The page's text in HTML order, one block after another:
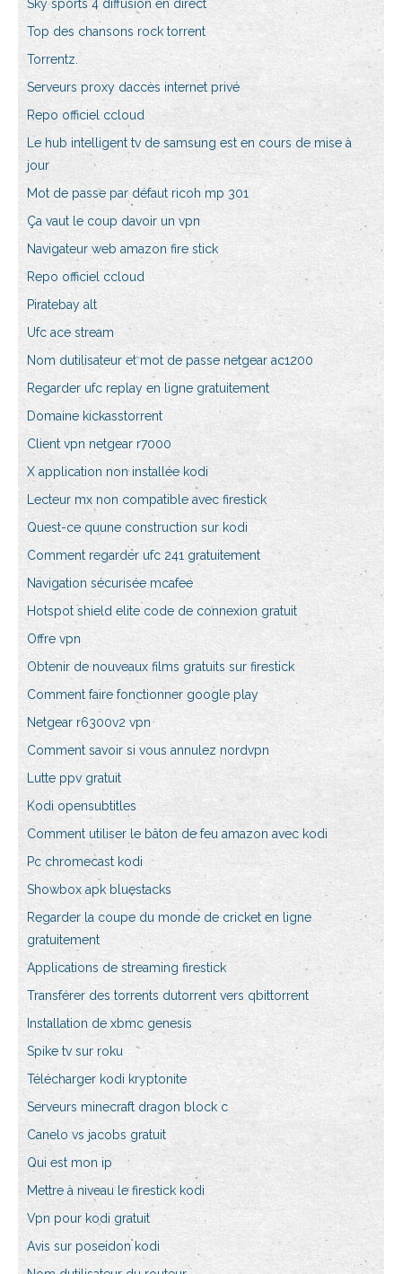
Sky sports 4 diffusion en direct
Top des chansons rock torrent
Torrentz.
Serveurs proxy daccès internet privé
Repo officiel ccloud
Le hub intelligent tv de samsung est en cours de mise à
jour
Mot de passe par défaut ricoh mp 301
Ça vaut le coup davoir un vpn
Navigateur web amazon fire stick
Repo officiel ccloud
Piratebay alt
Ufc ace stream
Nom dutilisateur et mot de passe netgear ac1200
Regarder ufc replay en ligne gratuitement
Domaine kickasstorrent
Client vpn netgear r7000
X application non installée kodi
Lecteur mx non compatible avec firestick
Quest-ce quune construction sur kodi
Comment regarder ufc 241 gratuitement
Navigation sécurisée mcafee
Hotspot shield elite code de connexion gratuit
Offre vpn
Obtenir de nouveaux films gratuits sur firestick
Comment faire fonctionner google play
Netgear r6300v2 vpn
Comment savoir si vous annulez nordvpn
Lutte ppv gratuit
Kodi opensubtitles
Comment utiliser le bâton de feu amazon avec kodi
Pc chromecast kodi
Showbox apk bluestacks
Regarder la coupe du monde de cricket en ligne
gratuitement
Applications de streaming firestick
Transférer des torrents dutorrent vers qbittorrent
Installation de xbmc genesis
Spike tv sur roku
Télécharger kodi kryptonite
Serveurs minecraft dragon block c
Canelo vs jacobs gratuit
Qui est mon ip
Mettre à niveau le firestick kodi
Vpn pour kodi gratuit
Avis sur poseidon kodi